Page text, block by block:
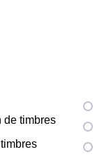
de timbres